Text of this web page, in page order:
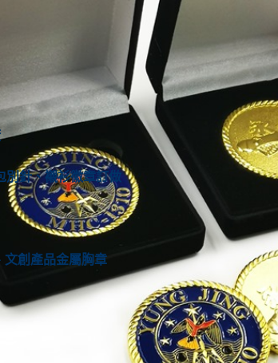
別針、襯衫徽章訂做
文創產品金屬胸章